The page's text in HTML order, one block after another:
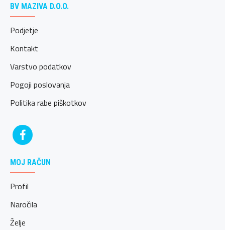
BV MAZIVA D.O.O.
Podjetje
Kontakt
Varstvo podatkov
Pogoji poslovanja
Politika rabe piškotkov
MOJ RAČUN
Profil
Naročila
Želje